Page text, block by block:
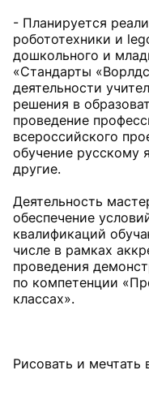
- Планируется
робототехники и
дошкольного и
«Стандарты
деятельности
решения в
проведение
всероссийского
обучение русскому
другие.
Деятельность
обеспечение
квалификаций
числе в рамках
проведения
по компетенции
классах».
Рисовать и мечтать